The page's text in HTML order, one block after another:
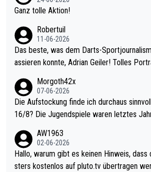
h krasser wie ein Pokalspiel eines Kreisligisten vs einem Bund
Ganz tolle Aktion!
Robertuil
11-06-2026
Das beste, was dem Darts-
assieren konnte, Adrian Geiler! Tolles
Morgoth42x
07-06-2026
Die Aufstockung finde ich durchaus
16/8? Die Jugendspiele waren letztes Jahr durchaus sehr kurz
Allerdings ist Mitchell Lawrie als Nummer 1 der Welt eh qualifi
ziert. Somit ändert die automatische
sters erstmal nichts. Ich denke sie wollen damit für nächstes J
AW1963
02-06-2026
Hallo, warum gibt es keinen Hinweis, dass die Nordic Darts Ma
sters kostenlos auf pluto.tv übertragen